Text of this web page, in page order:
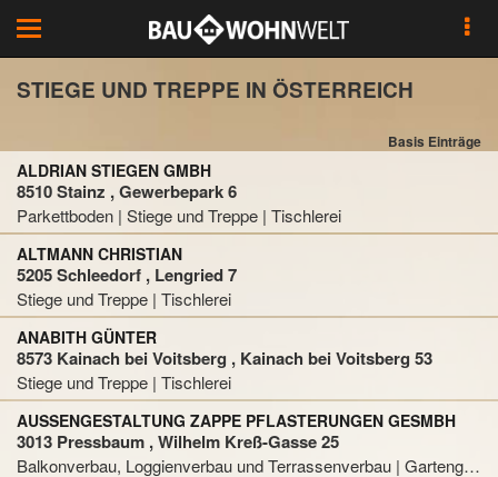
Toggle
navigation
STIEGE UND TREPPE IN ÖSTERREICH
Basis Einträge
ALDRIAN STIEGEN GMBH
8510 Stainz , Gewerbepark 6
Parkettboden | Stiege und Treppe | Tischlerei
ALTMANN CHRISTIAN
5205 Schleedorf , Lengried 7
Stiege und Treppe | Tischlerei
ANABITH GÜNTER
8573 Kainach bei Voitsberg , Kainach bei Voitsberg 53
Stiege und Treppe | Tischlerei
AUSSENGESTALTUNG ZAPPE PFLASTERUNGEN GESMBH
3013 Pressbaum , Wilhelm Kreß-Gasse 25
Balkonverbau, Loggienverbau und Terrassenverbau | Gartengestaltung und Landschaftsgestaltung | Pflaster und Pflasterung | Stiege und Treppe | Straßenbau | Tiefbau